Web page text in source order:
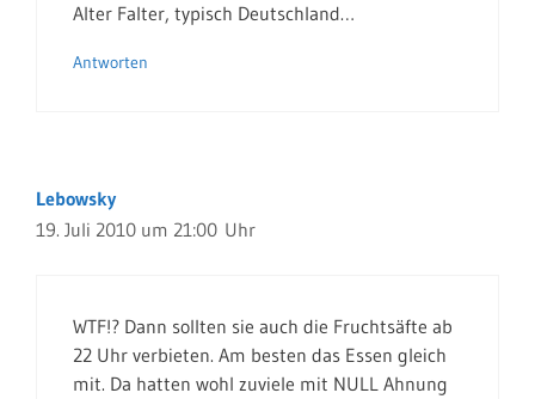
Alter Falter, typisch Deutschland…
Antworten
Lebowsky
19. Juli 2010 um 21:00 Uhr
WTF!? Dann sollten sie auch die Fruchtsäfte ab
22 Uhr verbieten. Am besten das Essen gleich
mit. Da hatten wohl zuviele mit NULL Ahnung